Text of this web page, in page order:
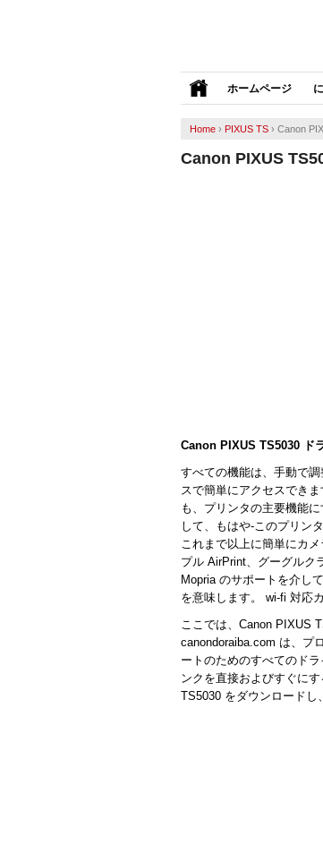
ホームページ
Home › PIXUS TS › Canon
Canon PIXUS
Canon PIXUS TS5030 ド
すべての機能は、手動で
スで簡単にアクセスでき
も、プリンタの主要機能
して、もはや-このプリン
これまで以上に簡単にカ
プル AirPrint、グーグルク
Mopria のサポートを介し
を意味します。 wi-fi 対応
ここでは、Canon PIXUS
canondoraiba.com は、プ
ートのためのすべてのド
ンクを直接およびすぐに
TS5030 をダウンロードし